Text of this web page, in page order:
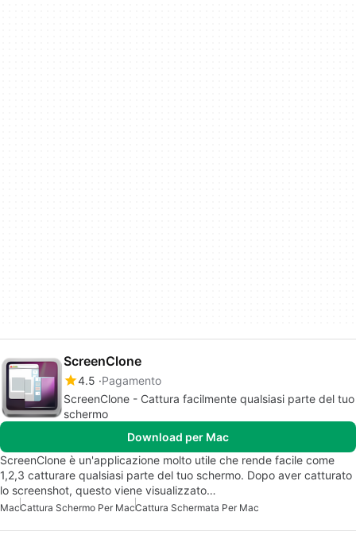
ScreenClone
4.5 Pagamento
ScreenClone - Cattura facilmente qualsiasi parte del tuo
schermo
Download per Mac
ScreenClone è un'applicazione molto utile che rende facile come
1,2,3 catturare qualsiasi parte del tuo schermo. Dopo aver catturato
lo screenshot, questo viene visualizzato…
MacCattura Schermo Per MacCattura Schermata Per Mac